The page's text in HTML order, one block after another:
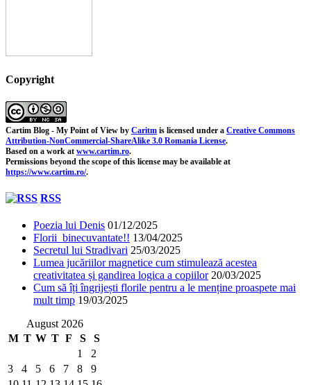
Copyright
Cartim Blog - My Point of View by Caritm is licensed under a Creative Commons
Attribution-NonCommercial-ShareAlike 3.0 Romania License.
Based on a work at www.cartim.ro.
Permissions beyond the scope of this license may be available at
https://www.cartim.ro/.
RSS
Poezia lui Denis 01/12/2025
Florii binecuvantate!! 13/04/2025
Secretul lui Stradivari 25/03/2025
Lumea jucăriilor magnetice cum stimulează acestea
creativitatea și gandirea logica a copiilor 20/03/2025
Cum să îți îngrijești florile pentru a le menține proaspete mai
mult timp 19/03/2025
August 2026
M T W T F S
S
1
2
3
4 5 6 7 8
9